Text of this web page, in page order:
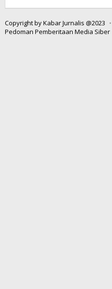
Copyright by Kabar Jurnalis @2023
Pedoman Pemberitaan Media Siber